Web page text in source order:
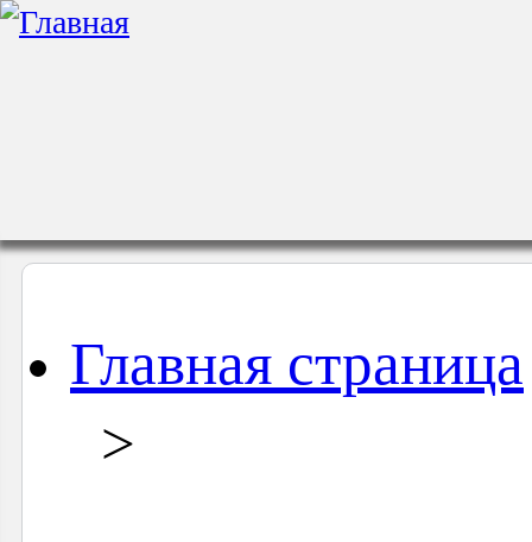
Главная страница
>